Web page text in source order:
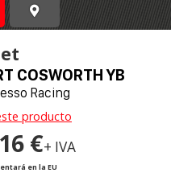
COSWORTH YB
Racing
producto
€+ IVA
en la EU